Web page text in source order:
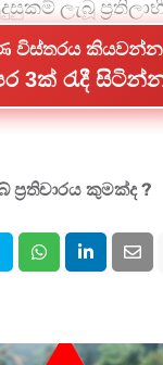
ලැබූ
සංවර්ධන
මස දීම­නාව
ලැබූ
විස්තරය
3ක් රැදී
ප්‍රතිචාරය කුමක්ද ?